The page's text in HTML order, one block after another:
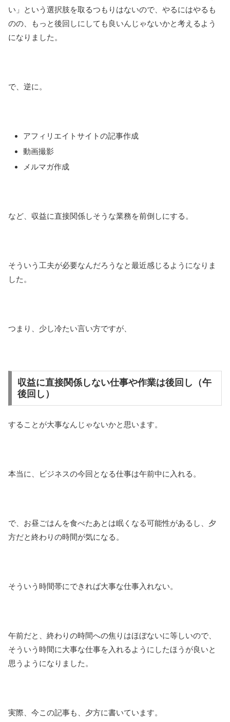
い」という選択肢を取るつもりはないので、やるにはやるも
のの、もっと後回しにしても良いんじゃないかと考えるよう
になりました。
で、逆に。
アフィリエイトサイトの記事作成
動画撮影
メルマガ作成
など、収益に直接関係しそうな業務を前倒しにする。
そういう工夫が必要なんだろうなと最近感じるようになりま
した。
つまり、少し冷たい言い方ですが、
収益に直接関係しない仕事や作業は後回し（午
後回し）
することが大事なんじゃないかと思います。
本当に、ビジネスの今回となる仕事は午前中に入れる。
で、お昼ごはんを食べたあとは眠くなる可能性があるし、夕
方だと終わりの時間が気になる。
そういう時間帯にできれば大事な仕事入れない。
午前だと、終わりの時間への焦りはほぼないに等しいので、
そういう時間に大事な仕事を入れるようにしたほうが良いと
思うようになりました。
実際、今この記事も、夕方に書いています。